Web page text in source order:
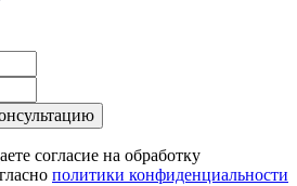
согласие на обработку
политики конфиденциальности